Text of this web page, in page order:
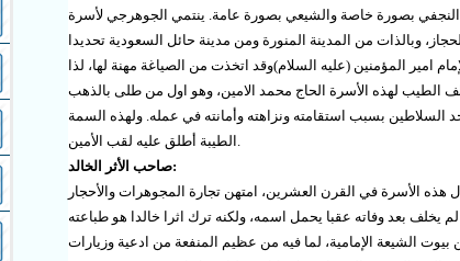
بصورة خاصة والشيعي بصورة عامة. ينتمي الجوهرجي لأسرة
وبالذات من المدينة المنورة ومن مدينة حائل السعودية تحديدا
امير المؤمنين (عليه السلام)وقد اتخذت من الصياغة مهنة لها، لذا
الطيب لهذه الأسرة الحاج محمد الامين، وهو اول من طلى بالذهب
السلاطين بسبب استقامته ونزاهته وأمانته في عمله. ولهذه السمة
الطيبة أطلق عليه لقب الأمين .
صاحب الأثر الخالد:
الأسرة في القرن العشرين، امتهن تجارة المجوهرات والأحجار
يخلف بعد وفاته عقبا يحمل اسمه، ولكنه ترك اثرا خالدا هو طباعته
بيوت الشيعة الإمامية، لما فيه من عظيم المنفعة من ادعية وزيارات